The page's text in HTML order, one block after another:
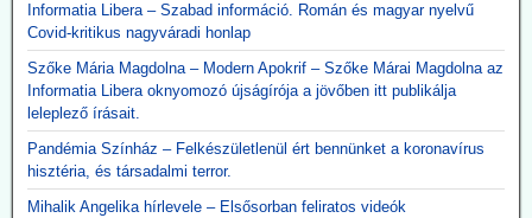
Informatia Libera – Szabad információ. Román és magyar nyelvű
Covid-kritikus nagyváradi honlap
Szőke Mária Magdolna – Modern Apokrif – Szőke Márai Magdolna az
Informatia Libera oknyomozó újságírója a jövőben itt publikálja
leleplező írásait.
Pandémia Színház – Felkészületlenül ért bennünket a koronavírus
hisztéria, és társadalmi terror.
Mihalik Angelika hírlevele – Elsősorban feliratos videók